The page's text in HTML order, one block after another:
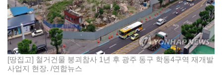
[땅집고] 철거건물 붕괴참사 1년 후 광주 동구 학동4구역 재개발
사업지 현장. /연합뉴스